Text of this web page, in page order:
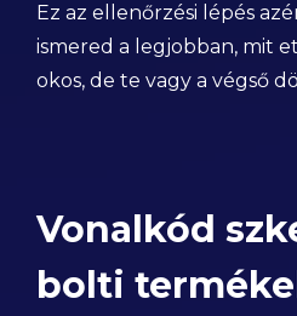
Ez az ellenőrzési lépés
ismered a legjobban, mit
okos, de te vagy a végső
Vonalkód
bolti